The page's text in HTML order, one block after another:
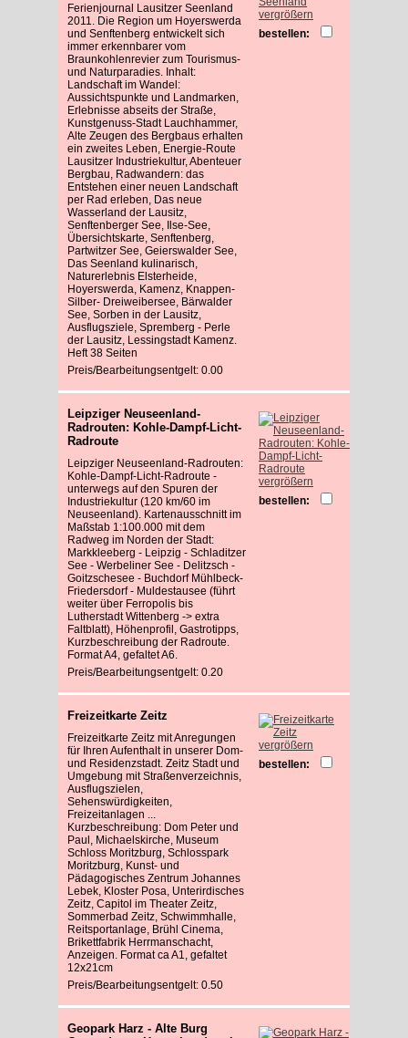
Ferienjournal Lausitzer Seenland
2011. Die Region um Hoyerswerda
und Senftenberg entwickelt sich
immer erkennbarer vom
Braunkohlenrevier zum Tourismus-
und Naturparadies. Inhalt:
Landschaft im Wandel:
Aussichtspunkte und Landmarken,
Erlebnisse abseits der Straße,
Kunstgenuss-Stadt Lauchhammer,
Alte Zeugen des Bergbaus erhalten
ein zweites Leben, Energie-Route
Lausitzer Industriekultur, Abenteuer
Bergbau, Radwandern: das
Entstehen einer neuen Landschaft
per Rad erleben, Das neue
Wasserland der Lausitz,
Senftenberger See, Ilse-See,
Übersichtskarte, Senftenberg,
Partwitzer See, Geierswalder See,
Das Seenland kulinarisch,
Naturerlebnis Elsterheide,
Hoyerswerda, Kamenz, Knappen-
Silber- Dreiweibersee, Bärwalder
See, Sorben in der Lausitz,
Ausflugsziele, Spremberg - Perle
der Lausitz, Lessingstadt Kamenz.
Heft 38 Seiten
Preis/Bearbeitungsentgelt: 0.00
vergrößern
bestellen:
Leipziger Neuseenland-
Radrouten: Kohle-Dampf-Licht-
Radroute
Leipziger Neuseenland-Radrouten:
Kohle-Dampf-Licht-Radroute -
unterwegs auf den Spuren der
Industriekultur (120 km/60 im
Neuseenland). Kartenausschnitt im
Maßstab 1:100.000 mit dem
Radweg im Norden der Stadt:
Markkleeberg - Leipzig - Schladitzer
See - Werbeliner See - Delitzsch -
Goitzschesee - Buchdorf Mühlbeck-
Friedersdorf - Muldestausee (führt
weiter über Ferropolis bis
Lutherstadt Wittenberg -> extra
Faltblatt), Höhenprofil, Gastrotipps,
Kurzbeschreibung der Radroute.
Format A4, gefaltet A6.
Preis/Bearbeitungsentgelt: 0.20
vergrößern
bestellen:
Freizeitkarte Zeitz
Freizeitkarte Zeitz mit Anregungen
für Ihren Aufenthalt in unserer Dom-
und Residenzstadt. Zeitz Stadt und
Umgebung mit Straßenverzeichnis,
Ausflugszielen,
Sehenswürdigkeiten,
Freizeitanlagen ...
Kurzbeschreibung: Dom Peter und
Paul, Michaelskirche, Museum
Schloss Moritzburg, Schlosspark
Moritzburg, Kunst- und
Pädagogisches Zentrum Johannes
Lebek, Kloster Posa, Unterirdisches
Zeitz, Capitol im Theater Zeitz,
Sommerbad Zeitz, Schwimmhalle,
Reitsportanlage, Brühl Cinema,
Brikettfabrik Herrmanschacht,
Anzeigen. Format ca A1, gefaltet
12x21cm
Preis/Bearbeitungsentgelt: 0.50
vergrößern
bestellen:
Geopark Harz - Alte Burg